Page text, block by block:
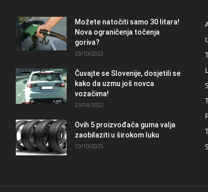
Možete natočiti samo 30 litara!
Nova ograničenja točenja
goriva?
23/10/2022
Čuvajte se Slovenije, dosjetili se
kako da uzmu još novca
vozačima!
23/04/2022
Ovih 5 proizvođača guma valja
zaobilaziti u širokom luku
10/10/2025